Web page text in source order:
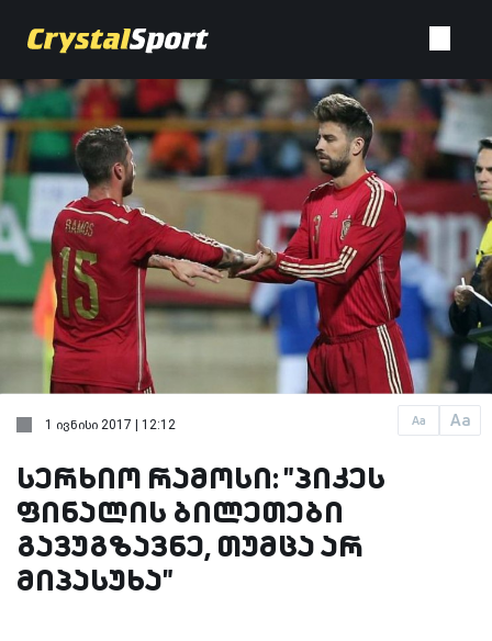
Aa Aa
1 ივნისი 2017 | 12:12
სერხიო რამოსი: "პიკეს
ფინალის ბილეთები
გავუგზავნე, თუმცა არ
მიპასუხა"